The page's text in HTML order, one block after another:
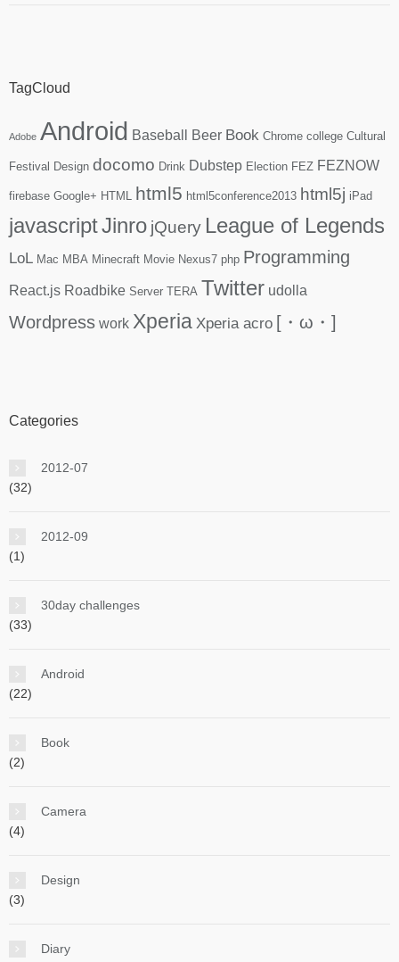
TagCloud
Adobe Android Baseball Beer Book Chrome college Cultural
Festival Design docomo Drink Dubstep Election FEZ FEZNOW
firebase Google+ HTML html5 html5conference2013 html5j iPad
javascriptJinro jQuery League of Legends
LoL Mac MBA Minecraft Movie Nexus7 php Programming
React.js Roadbike Server TERA Twitter udolla
Wordpress work Xperia Xperia acro [・ω・]
Categories
2012-07
(32)
2012-09
(1)
30day challenges
(33)
Android
(22)
Book
(2)
Camera
(4)
Design
(3)
Diary